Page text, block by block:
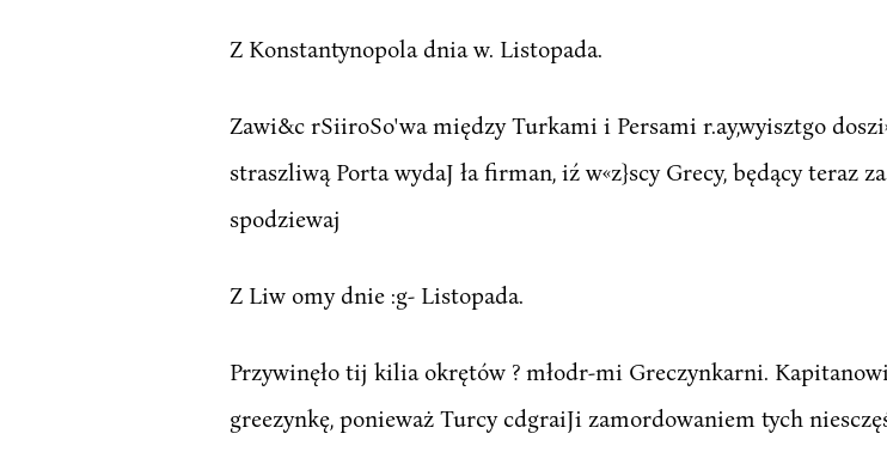
Z Konstantynopola dnia w. Listopada.
Zawi&c rSiiroSo'wa między Turkami i Persami r.ay,wyisztgo
straszliwą Porta wydaJ ła firman, iź w«z}scy Grecy, będący teraz
spodziewaj
Z Liw omy dnie :g- Listopada.
Przywinęło tij kilia okrętów ? młodr-mi Greczynkarni.
greezynkę, ponieważ Turcy cdgraiJi zamordowaniem tych